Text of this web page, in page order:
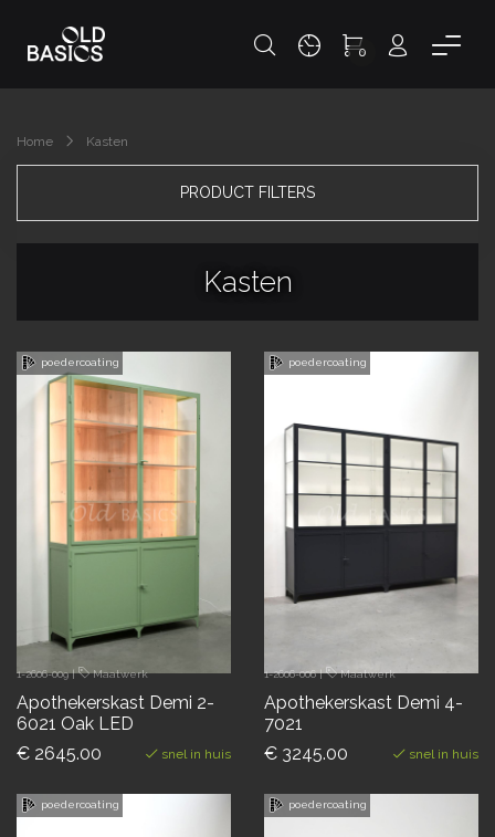
0
Home Kasten
PRODUCT FILTERS
Kasten
poedercoating
1-2606-009| Maatwerk
Apothekerskast Demi 2-
6021 Oak LED
€ 2645.00
snel in huis
poedercoating
1-2606-006| Maatwerk
Apothekerskast Demi 4-
7021
€ 3245.00
snel in huis
poedercoating poedercoating